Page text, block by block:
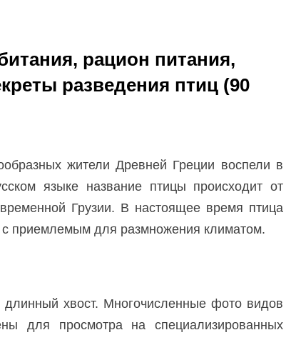
рацион питания,
разведения птиц (90
жители Древней Греции воспели в
языке название птицы происходит от
Грузии. В настоящее время птица
с приемлемым для размножения климатом.
хвост. Многочисленные фото видов
для просмотра на специализированных